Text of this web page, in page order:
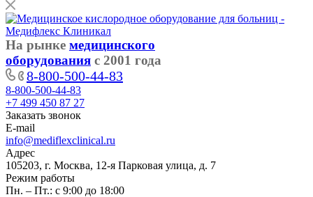
На рынке медицинского
оборудования с 2001 года
8-800-500-44-83
8-800-500-44-83
+7 499 450 87 27
Заказать звонок
E-mail
info@mediflexclinical.ru
Адрес
105203, г. Москва, 12-я Парковая улица, д. 7
Режим работы
Пн. – Пт.: с 9:00 до 18:00